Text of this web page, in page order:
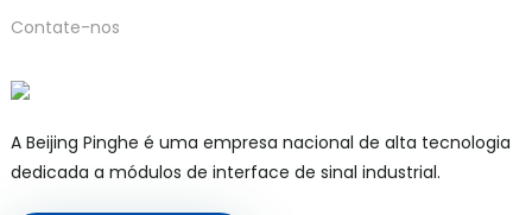
Contate-nos
A Beijing Pinghe é uma empresa nacional de alta tecnologia
dedicada a módulos de interface de sinal industrial.